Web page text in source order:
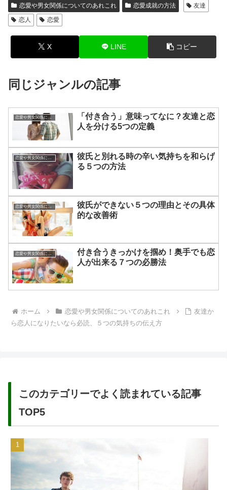
恋愛や男女関係についてのあれこれ 恋愛成就の方法
友達
恋人
恋愛
X LINE コピー
同じジャンルの記事
恋愛や男女関係についてのあれこれ
「付き合う」意味ってなに？友達と恋
人を分ける5つの定義
恋愛や男女関係についてのあれこれ
彼氏と別れる時の辛い気持ちを和らげ
る５つの方法
恋愛や男女関係についてのあれこれ
彼氏ができない５つの理由とその具体
的な改善術
恋愛や男女関係についてのあれこれ
付き合うきっかけを掴め！奥手でも恋
人が出来る７つの必勝法
ホーム 恋愛や男女関係についてのあれこれ
友達か
ら恋人になりたいなら必読、５つの気持ちの伝え方
このカテゴリーでよく読まれている記事
TOP5